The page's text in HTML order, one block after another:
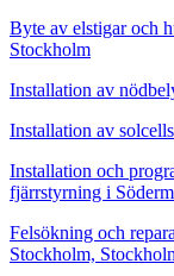
Byte av elstigar och
Stockholm
Installation av
Installation av
Installation och
fjärrstyrning i
Felsökning och
Stockholm,